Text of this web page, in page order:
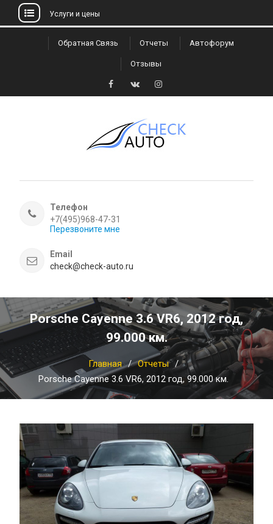
Услуги и цены
Обратная Связь Отчеты Автофорум
Отзывы
Facebook
VK Instagram
Телефон
+7(495)968-47-31
Перезвоните мне
Email
check@check-auto.ru
Porsche Cayenne 3.6 VR6, 2012 год,
99.000 км.
Главная
Отчеты
Porsche Cayenne 3.6 VR6, 2012 год, 99.000 км.